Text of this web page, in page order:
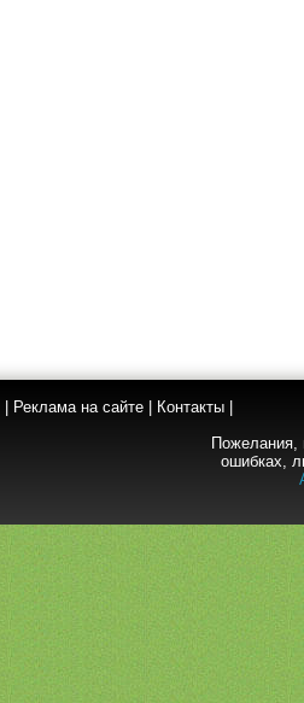
Реклама на сайте Контакты
Пожелания,
ошибках,